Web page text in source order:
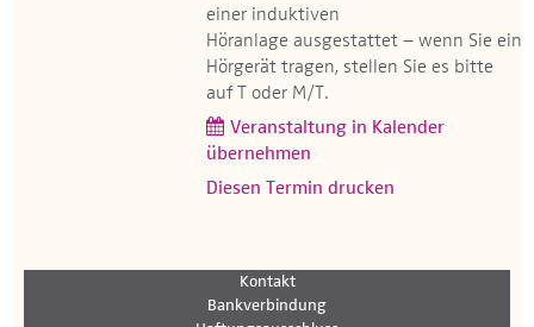
einer induktiven
Höranlage ausgestattet – wenn Sie ein
Hörgerät tragen, stellen Sie es bitte
auf T oder M/T.
Veranstaltung in Kalender
übernehmen
Diesen Termin drucken
Kontakt
Bankverbindung